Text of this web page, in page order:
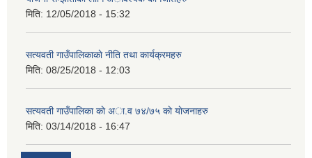
मिति: 12/05/2018 - 15:32
सत्यवती गाउँपालिकाकाे नीति तथा कार्यक्रमहरु
मिति: 08/25/2018 - 12:03
सत्यवती गाउँपालिका काे अा‍.व ७४/७५ काे याेजनाहरु
मिति: 03/14/2018 - 16:47